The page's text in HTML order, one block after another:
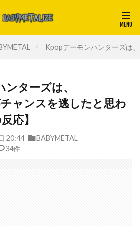
Kpopデーモンハンターズは
ターズは、
ャンスを逃したと思わ
応】
20:44
BABYMETAL
34件